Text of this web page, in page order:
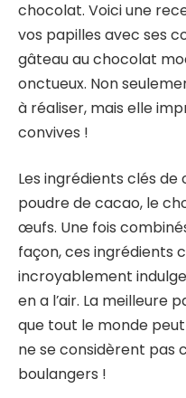
chocolat. Voici une
vos papilles avec ses
gâteau au chocolat
onctueux. Non
à réaliser, mais elle
convives !
Les ingrédients clés
poudre de cacao, le
œufs. Une fois
façon, ces ingrédients
incroyablement
en a l’air. La
que tout le monde
ne se considèrent pas
boulangers !